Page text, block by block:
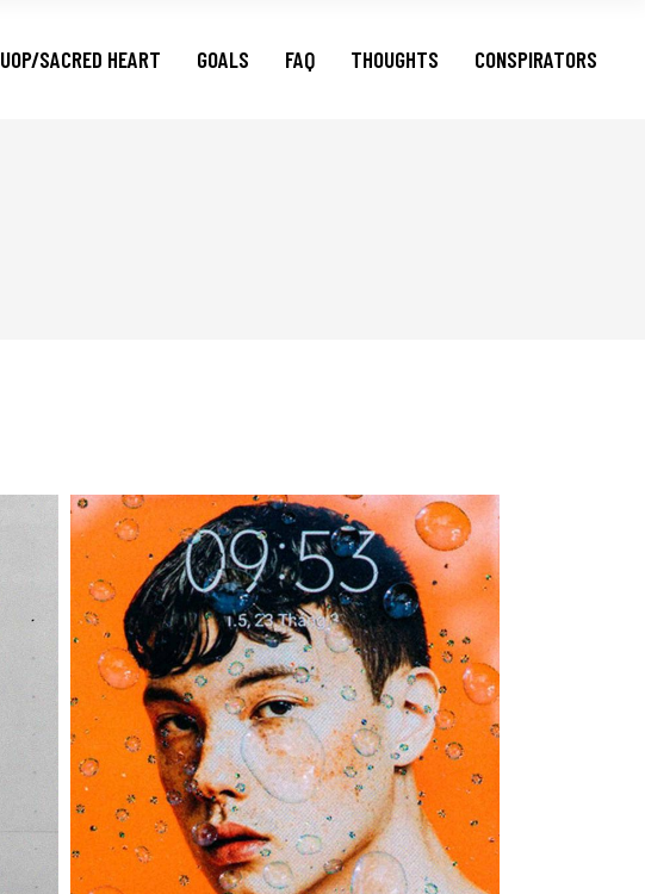
UOP/SACRED HEART GOALS FAQ THOUGHTS CONSPIRATORS